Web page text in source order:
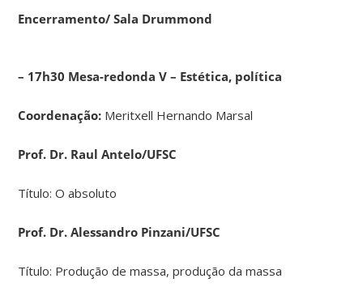
Encerramento/Sala Drummond
– 17h30 Mesa-redonda V – Estética, política
Coordenação: Meritxell Hernando Marsal
Prof. Dr. Raul Antelo/UFSC
Título: O absoluto
Prof. Dr. Alessandro Pinzani/UFSC
Título: Produção de massa, produção da massa